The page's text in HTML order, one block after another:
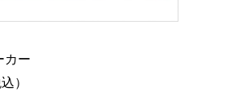
カー
）